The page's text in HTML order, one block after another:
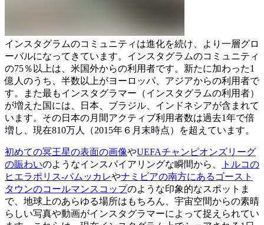
インスタグラムのコミュニティは進化を続け、より一層グロ
ーバルになってきています。インスタグラムのコミュニティ
の75％以上は、米国外からの利用者です。新たに加わった1
億人のうち、半数以上がヨーロッパ、アジアからの利用者で
す。また最もインスタグラマー（インスタグラムの利用者）
が増えた国には、日本、ブラジル、インドネシアが含まれて
います。その日本の月間アクティブ利用者数は過去1年で倍
増し、現在810万人（2015年６月末時点）を超えています。
初めての冥王星の表面の画像やUEFAチャンピオンズリーグ
の賑わいのようなインスパイアリングな瞬間から、
トルコの
ヒエラポリス-パムッカレやナミビアの南方にあるゴースト
タウンのコールマンスコップのような印象的なスポットま
で、地球上のあらゆる場所はもちろん、宇宙空間からの素晴
らしい写真や動画がインスタグラマーによって捉えられてい